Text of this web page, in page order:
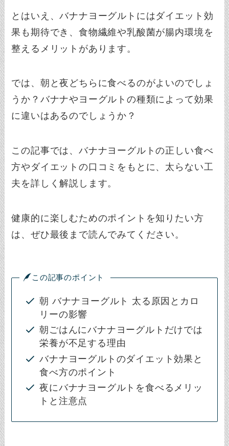
とはいえ、バナナヨーグルトにはダイエット効
果も期待でき、食物繊維や乳酸菌が腸内環境を
整えるメリットがあります。
では、朝と夜どちらに食べるのがよいのでしょ
うか？バナナやヨーグルトの種類によって効果
に違いはあるのでしょうか？
この記事では、バナナヨーグルトの正しい食べ
方やダイエットの口コミをもとに、太らない工
夫を詳しく解説します。
健康的に楽しむためのポイントを知りたい方
は、ぜひ最後まで読んでみてください。
この記事のポイント
朝 バナナヨーグルト 太る原因とカロ
リーの影響
朝ごはんにバナナヨーグルトだけでは
栄養が不足する理由
バナナヨーグルトのダイエット効果と
食べ方のポイント
夜にバナナヨーグルトを食べるメリッ
トと注意点